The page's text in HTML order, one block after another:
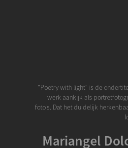
"Poetry with light" is de
werk aankijk als
foto's. Dat het duidelijk
Mariangel